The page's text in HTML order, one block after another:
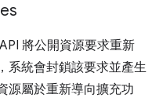
將公開資源要求重新
系統會封鎖該要求並產生
源屬於重新導向擴充功